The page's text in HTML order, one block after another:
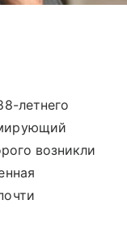
летнего
возникли